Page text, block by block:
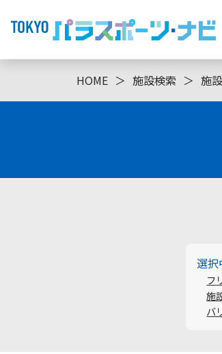
HOME ＞ 施設検索 ＞ 施
選
フ
施
バ